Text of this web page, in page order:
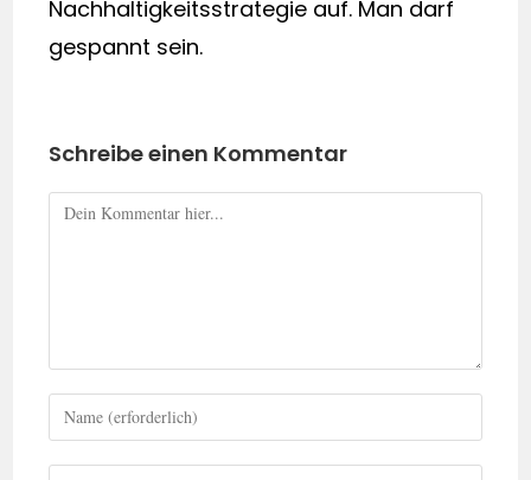
Nachhaltigkeitsstrategie auf. Man darf
gespannt sein.
Schreibe einen Kommentar